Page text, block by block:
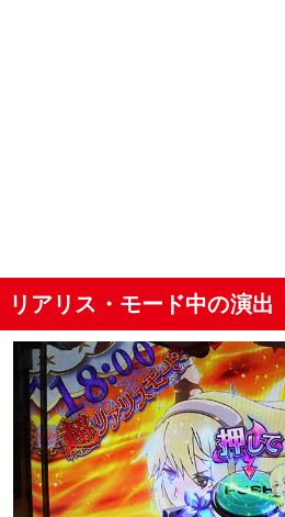
リアリス・モード中の演出